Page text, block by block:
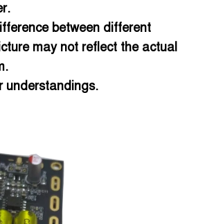
between different
may not reflect the actual
understandings.